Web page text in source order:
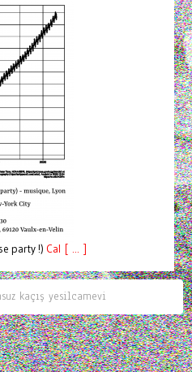
party !) Cal [ ... ]
kaçış yesilcamevi